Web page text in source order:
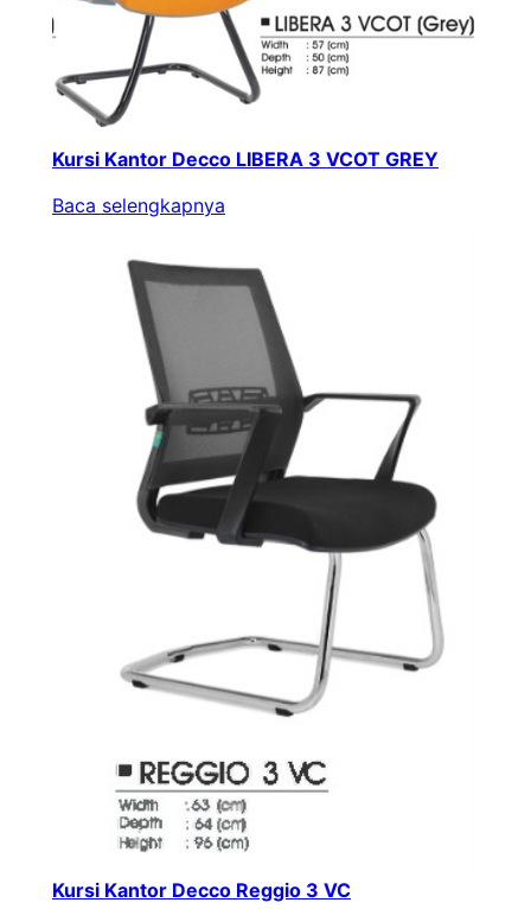
Kursi Kantor Decco LIBERA 3 VCOT GREY
Baca selengkapnya
Kursi Kantor Decco Reggio 3 VC